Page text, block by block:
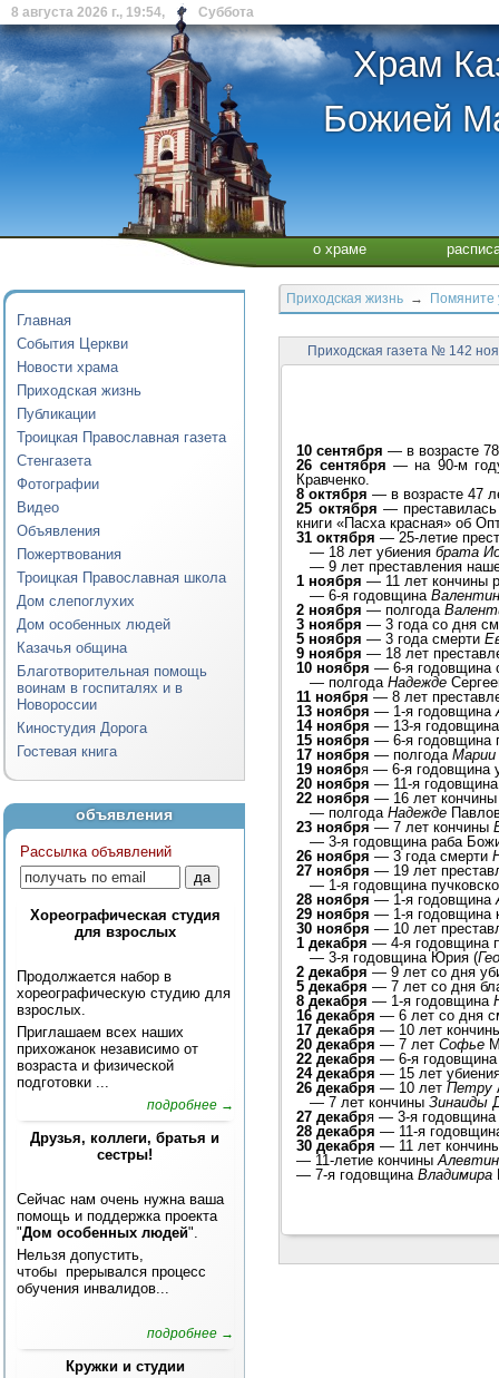
8 августа 2026 г., 19:54, Суббота
Храм
Божией
о храме
Главная
События Церкви
Новости храма
Приходская жизнь
Публикации
Троицкая Православная газета
Стенгазета
Фотографии
Видео
Объявления
Пожертвования
Троицкая Православная школа
Дом слепоглухих
Дом особенных людей
Казачья община
Благотворительная помощь
воинам в госпиталях и в
Новороссии
Киностудия Дорога
Гостевая книга
объявления
Рассылка объявлений
Хореографическая студия
для взрослых
Продолжается набор в
хореографическую студию для
взрослых.
Приглашаем всех наших
прихожанок независимо от
возраста и физической
подготовки ...
подробнее →
Друзья, коллеги, братья и
сестры!
Сейчас нам очень нужна ваша
помощь и поддержка проекта
"Дом особенных людей".
Нельзя допустить,
чтобы прерывался процесс
обучения инвалидов...
подробнее →
Кружки и студии
Приходская жизнь → Помяните
Приходская газета № 142
10 сентября — в возрасте
26 сентября — на 90-м
Кравченко.
8 октября — в возрасте 47
25 октября —
книги «Пасха красная» об
31 октября — 25-летие
— 18 лет убиения брата
— 9 лет преставления
1 ноября — 11 лет кончины
— 6-я годовщина
2 ноября — полгода
3 ноября — 3 года со дня
5 ноября — 3 года смерти
9 ноября — 18 лет
10 ноября — 6-я годовщина
— полгода Надежде
11 ноября — 8 лет
13 ноября — 1-я годовщина
14 ноября — 13-я
15 ноября — 6-я годовщина
17 ноября— полгодаМарии
19 ноября — 6-я годовщина
20 ноября — 11-я
22 ноября — 16 лет
— полгода Надежде
23 ноября — 7 лет кончины
— 3-я годовщина раба
26 ноября — 3 года смерти
27 ноября — 19 лет
— 1-я годовщина
28 ноября — 1-я годовщина
29 ноября — 1-я годовщина
30 ноября — 10 лет
1 декабря — 4-я годовщина
— 3-я годовщина Юрия (
2 декабря — 9 лет со дня
5 декабря — 7 лет со дня
8 декабря — 1-я годовщина
16 декабря — 6 лет со дня
17 декабря — 10 лет
20 декабря — 7 летСофье
22 декабря — 6-я
24 декабря — 15 лет
26 декабря — 10 летПетру
— 7 лет кончины Зинаиды
27 декабря — 3-я
28 декабря — 11-я
30 декабря — 11 лет
— 11-летие кончины
—7-я годовщинаВладимира